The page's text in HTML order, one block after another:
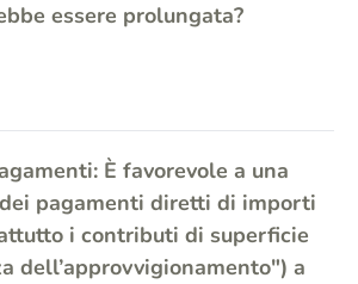
essere prolungata?
È favorevole a una
pagamenti diretti di importi
i contributi di superficie
dell’approvvigionamento") a